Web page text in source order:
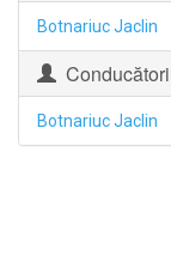
Botnariuc Jaclin
Botnariuc Jaclin